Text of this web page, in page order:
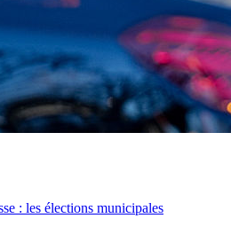
: les élections municipales